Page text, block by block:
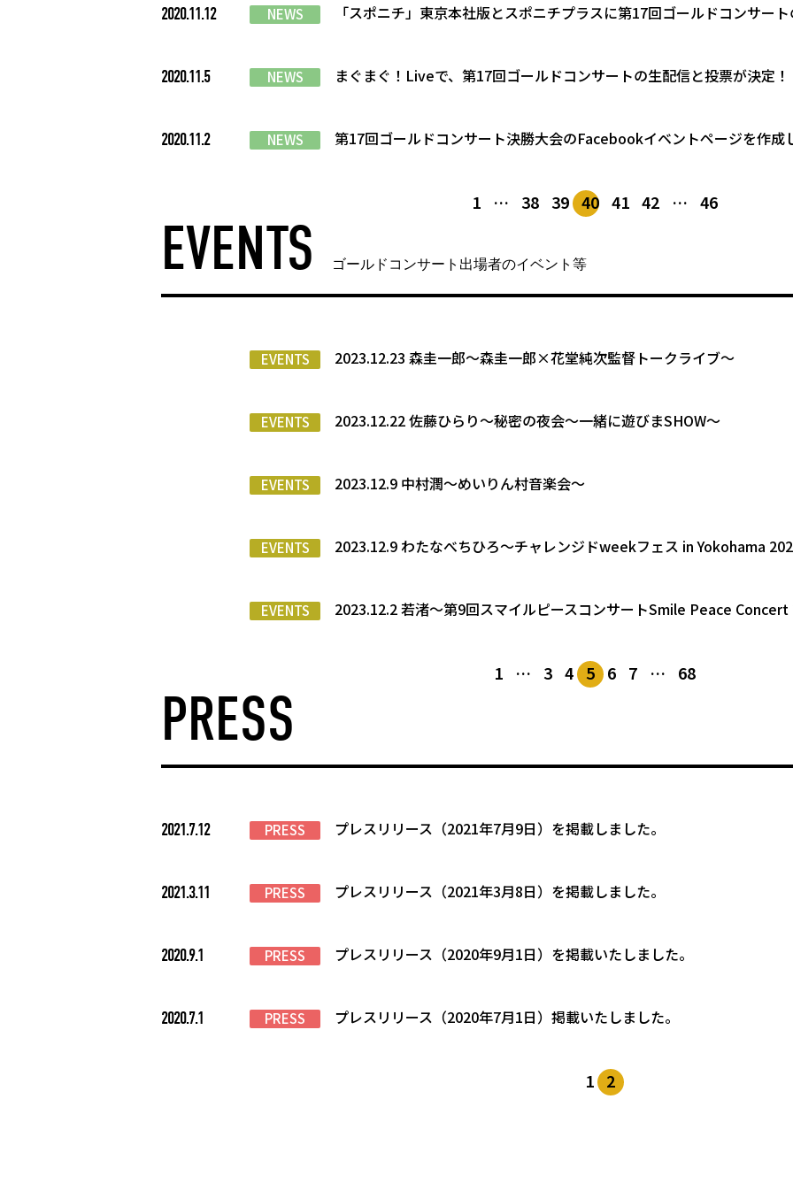
2020.11.12 NEWS 「スポニチ」東京本社版とスポニチプラスに第17回ゴールドコンサー
2020.11.5 NEWS まぐまぐ！Liveで、第17回ゴールドコンサートの生配信と投票が決定！
2020.11.2 NEWS 第17回ゴールドコンサート決勝大会のFacebookイベントページを作成
1 … 38 39 40 41 42 … 46
EVENTS ゴールドコンサート出場者のイベント等
EVENTS 2023.12.23 森圭一郎〜森圭一郎×花堂純次監督トークライブ〜
EVENTS 2023.12.22 佐藤ひらり〜秘密の夜会～一緒に遊びまSHOW～
EVENTS 2023.12.9 中村潤～めいりん村音楽会〜
EVENTS 2023.12.9 わたなべちひろ〜チャレンジドweekフェス in Yokohama
EVENTS 2023.12.2 若渚〜第9回スマイルピースコンサートSmile Peace Concert
1 … 3 4 5 6 7 … 68
PRESS
2021.7.12 PRESS プレスリリース（2021年7月9日）を掲載しました。
2021.3.11 PRESS プレスリリース（2021年3月8日）を掲載しました。
2020.9.1 PRESS プレスリリース（2020年9月1日）を掲載いたしました。
2020.7.1 PRESS プレスリリース（2020年7月1日）掲載いたしました。
1 2